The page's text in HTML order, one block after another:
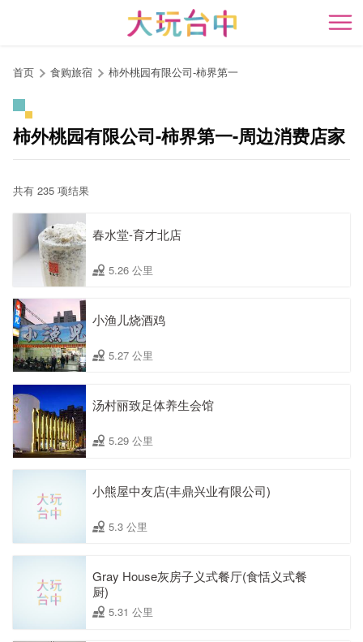
开
首页 食购旅宿 柿外桃园有限公司-柿界第一
柿外桃园有限公司-柿界第一-周边消费店家
共有 235 项结果
春水堂-育才北店
5.26 公里
小渔儿烧酒鸡
5.27 公里
汤村丽致足体养生会馆
5.29 公里
小熊屋中友店(丰鼎兴业有限公司)
5.3 公里
Gray House灰房子义式餐厅(食恬义式餐
厨)
5.31 公里